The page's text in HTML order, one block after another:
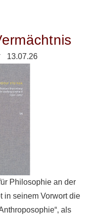
13.07.26
Philosophie an der
in seinem Vorwort die
als